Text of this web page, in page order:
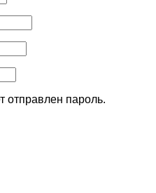
отправлен пароль.